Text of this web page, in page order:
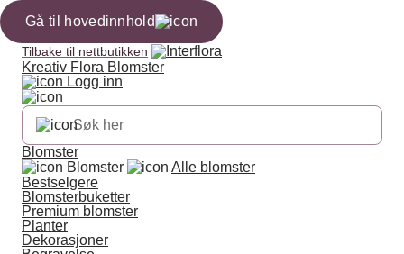
Gå til hovedinnhold
Tilbake til nettbutikken
Kreativ Flora Blomster
Logg inn
Blomster
Blomster
Alle blomster
Bestselgere
Blomsterbuketter
Premium blomster
Planter
Dekorasjoner